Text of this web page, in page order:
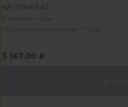
КА-1064942
В наличии - 6 шт
На центральном складе - 713 шт
3 167.00 ₽